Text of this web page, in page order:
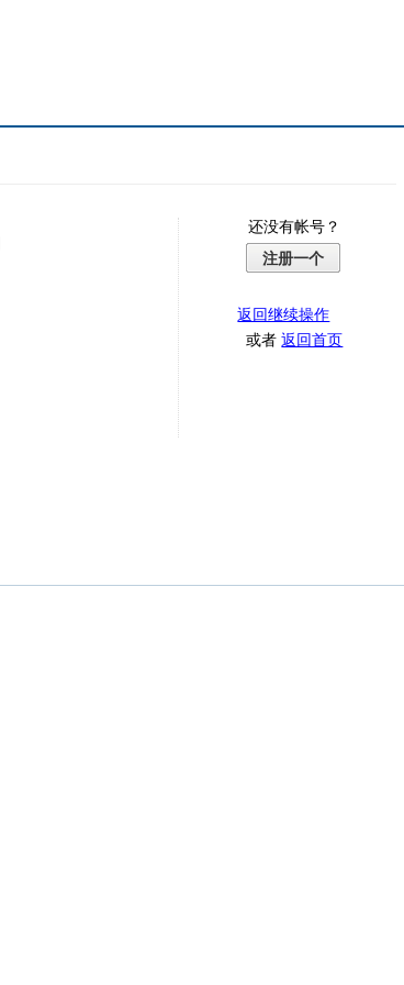
还没有帐号？
注册一个
返回继续操作
或者返回首页